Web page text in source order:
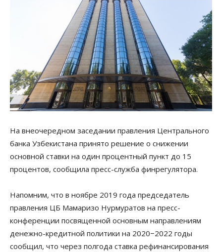
На внеочередном заседании правления Центрального
банка Узбекистана принято решение о снижении
основной ставки на один процентный пункт до 15
процентов, сообщила пресс-служба финрегулятора.
Напомним, что в ноябре 2019 года председатель
правления ЦБ Мамаризо Нурмуратов на пресс-
конференции посвященной основным направлениям
денежно-кредитной политики на 2020−2022 годы
сообщил, что через полгода ставка рефинансирования